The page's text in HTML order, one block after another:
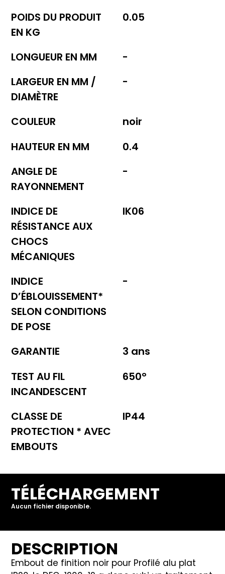
POIDS DU PRODUIT
EN KG
0.05
LONGUEUR EN MM
-
LARGEUR EN MM /
DIAMÈTRE
-
COULEUR
noir
HAUTEUR EN MM
0.4
ANGLE DE
RAYONNEMENT
-
INDICE DE
RÉSISTANCE AUX
CHOCS
MÉCANIQUES
IK06
INDICE
D’ÉBLOUISSEMENT*
SELON CONDITIONS
DE POSE
-
GARANTIE
3 ans
TEST AU FIL
INCANDESCENT
650°
CLASSE DE
PROTECTION * AVEC
EMBOUTS
IP44
TÉLÉCHARGEMENT
Aucun fichier disponible.
DESCRIPTION
Embout de finition noir pour Profilé alu plat